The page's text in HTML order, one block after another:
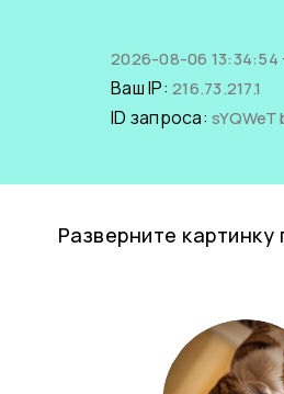
2026-08-06 13:34:54
Ваш IP: 216.73.217.1
ID запроса:
Разверните картинку